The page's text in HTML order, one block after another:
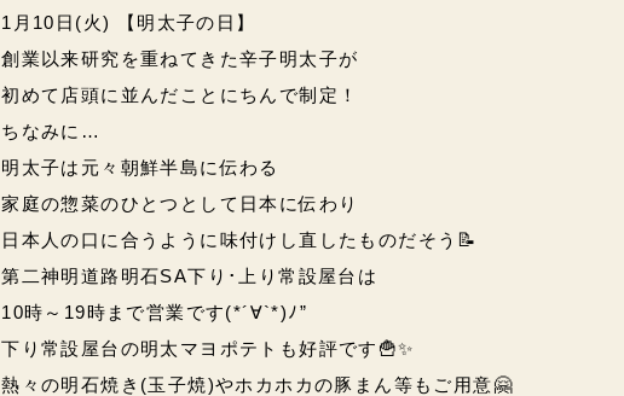
1月10日(火) 【明太子の日】
創業以来研究を重ねてきた辛子明太子が
初めて店頭に並んだことにちんで制定！
ちなみに…
明太子は元々朝鮮半島に伝わる
家庭の惣菜のひとつとして日本に伝わり
日本人の口に合うように味付けし直したものだそう📝
第二神明道路明石SA下り･上り常設屋台は
10時～19時まで営業です(*´∀`*)ﾉ”
下り常設屋台の明太マヨポテトも好評です🍟✨
熱々の明石焼き(玉子焼)やホカホカの豚まん等もご用意🤗